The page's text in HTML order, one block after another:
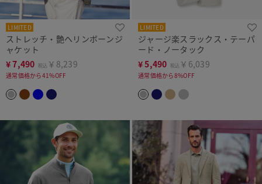
LIMITED
ストレッチ・艶ヘリンボーンジ
ャケット
¥7,490 税込 ￥8,239
通常価格から41%OFF
LIMITED
ジャージ楽スラックス・テーパ
ード・ノータック
¥5,490 税込 ￥6,039
通常価格から8%OFF